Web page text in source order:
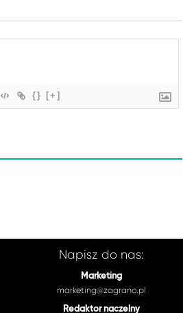
{} [+]
Napisz do nas:
Marketing
marketing@zagrano.pl
Redaktor naczelny